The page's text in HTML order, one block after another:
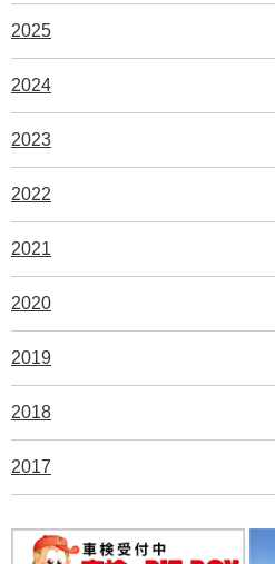
2025
2024
2023
2022
2021
2020
2019
2018
2017